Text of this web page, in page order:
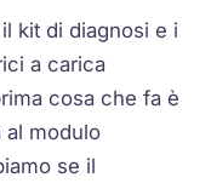
kit di diagnosi e i
a carica
cosa che fa è
al modulo
se il